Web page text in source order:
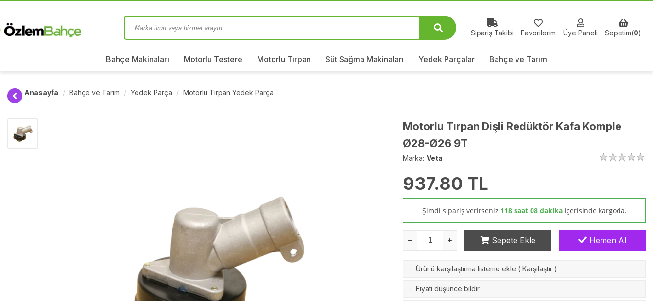
Sipariş Takibi Favorilerim Üye Paneli Sepetim(0)
Bahçe Makinaları Motorlu Testere Motorlu Tırpan Süt Sağma Makinaları Yedek Parçalar Bahçe ve Tarım
Anasayfa Bahçe ve Tarım Yedek Parça Motorlu Tırpan Yedek Parça
Motorlu Tırpan Dişli Redüktör Kafa Komple
Ø28-Ø26 9T
Marka: Veta
937.80 TL
Şimdi sipariş verirseniz 118 saat 08 dakika içerisinde kargoda.
Sepete Ekle Hemen Al
· Ürünü karşılaştırma listeme ekle ( Karşılaştır )
· Fiyatı düşünce bildir